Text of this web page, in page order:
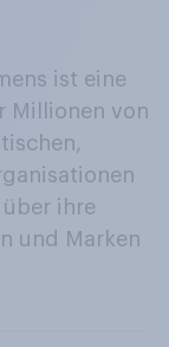
ist eine
Millionen von
ihre
und Marken